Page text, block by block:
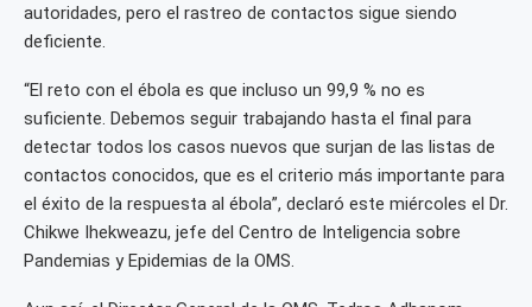
autoridades, pero el rastreo de contactos sigue siendo
deficiente.
“El reto con el ébola es que incluso un 99,9 % no es
suficiente. Debemos seguir trabajando hasta el final para
detectar todos los casos nuevos que surjan de las listas de
contactos conocidos, que es el criterio más importante para
el éxito de la respuesta al ébola”, declaró este miércoles el Dr.
Chikwe Ihekweazu, jefe del Centro de Inteligencia sobre
Pandemias y Epidemias de la OMS.